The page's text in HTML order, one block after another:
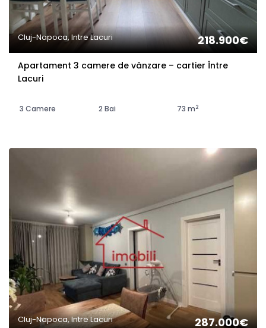
Cluj-Napoca, Intre Lacuri 218.900€
Apartament 3 camere de vânzare – cartier Între
Lacuri
3 Camere 2 Bai 73 m2
Cluj-Napoca, Intre Lacuri 287.000€